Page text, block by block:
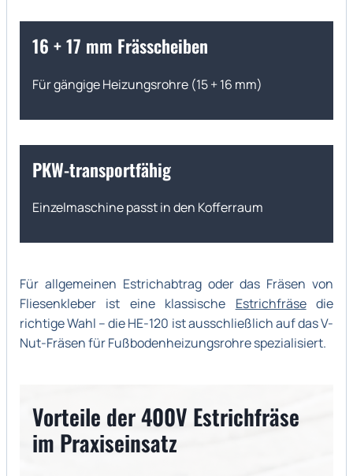
16 + 17 mm Frässcheiben
Für gängige Heizungsrohre (15 + 16 mm)
PKW-transportfähig
Einzelmaschine passt in den Kofferraum
Für allgemeinen Estrichabtrag oder das Fräsen von
Fliesenkleber ist eine klassische Estrichfräsedie
richtige Wahl – die HE-120 ist ausschließlich auf das V-
Nut-Fräsen für Fußbodenheizungsrohre spezialisiert.
Vorteile der 400V Estrichfräse
im Praxiseinsatz